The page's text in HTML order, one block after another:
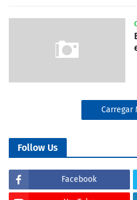
Carregar
Follow Us
Facebook